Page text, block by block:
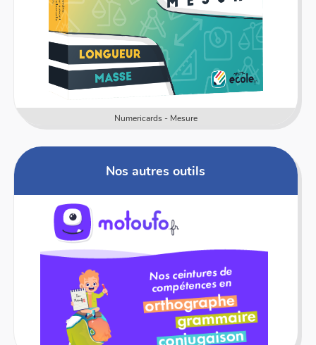
Numericards - Mesure
Nos autres outils